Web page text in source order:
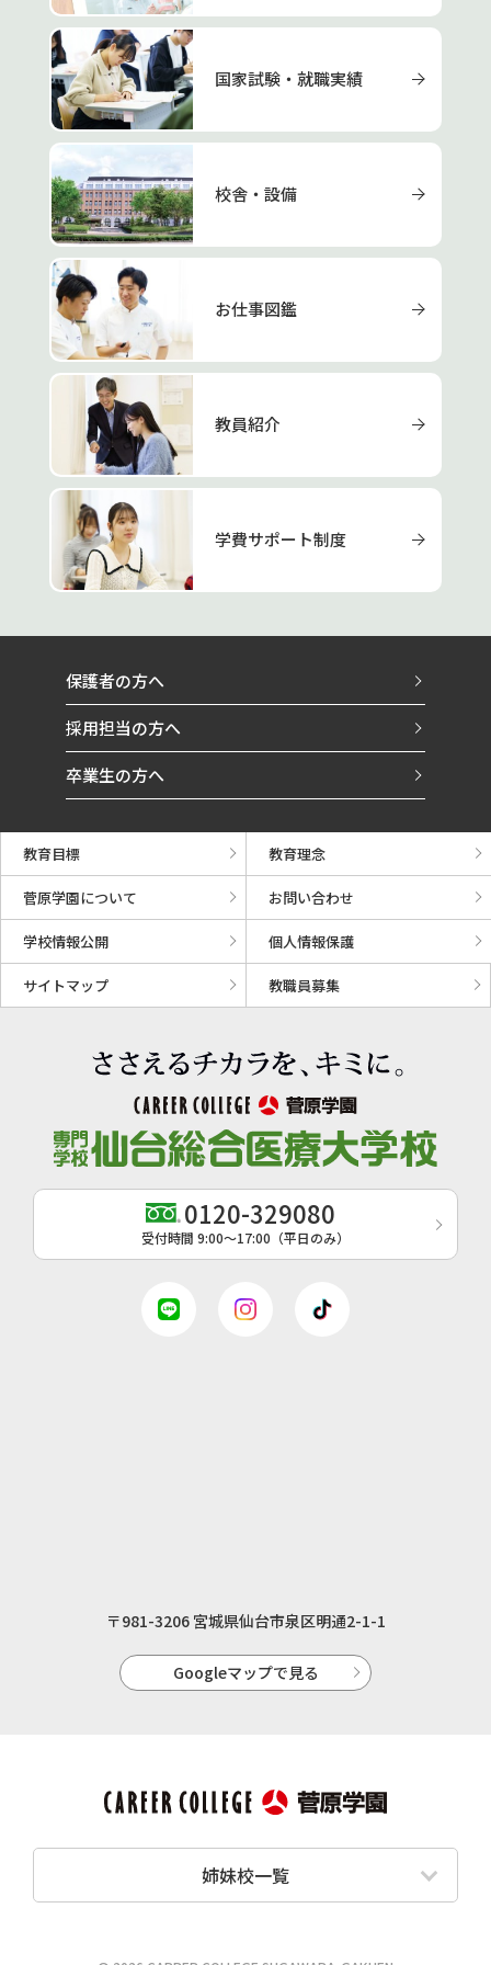
国家試験・就職実績
校舎・設備
お仕事図鑑
教員紹介
学費サポート制度
保護者の方へ
採用担当の方へ
卒業生の方へ
教育目標 教育理念
菅原学園について お問い合わせ
学校情報公開 個人情報保護
サイトマップ 教職員募集
0120-329080
受付時間 9:00〜17:00（平日のみ）
〒981-3206 宮城県仙台市泉区明通2-1-1
Googleマップで見る
姉妹校一覧